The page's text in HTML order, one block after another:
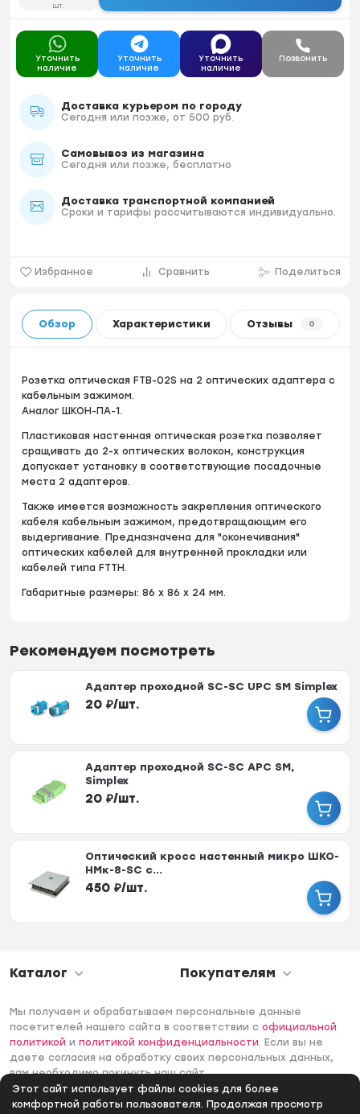
Этот сайт использует файлы cookies для более
комфортной работы пользователя. Продолжая просмотр
шт.
Уточнить
наличие
Уточнить
наличие
Уточнить
наличие
Позвонить
Доставка курьером по городу
Сегодня или позже, от 500 руб.
Самовывоз из магазина
Сегодня или позже, бесплатно
Доставка транспортной компанией
Сроки и тарифы рассчитываются индивидуально.
Избранное Сравнить Поделиться
Обзор Характеристики Отзывы 0
Розетка оптическая FTB-02S на 2 оптических адаптера c
кабельным зажимом.
Аналог ШКОН-ПА-1.
Пластиковая настенная оптическая розетка позволяет
сращивать до 2-х оптических волокон, конструкция
допускает установку в соответствующие посадочные
места 2 адаптеров.
Также имеется возможность закрепления оптического
кабеля кабельным зажимом, предотвращающим его
выдергивание. Предназначена для "оконечивания"
оптических кабелей для внутренней прокладки или
кабелей типа FTTH.
Габаритные размеры: 86 x 86 x 24 мм.
Рекомендуем посмотреть
Адаптер проходной SC-SC UPC SM Simplex
20 ₽/шт.
Адаптер проходной SC-SC APC SM,
Simplex
20 ₽/шт.
Оптический кросс настенный микро ШКО-
НМк-8-SC с...
450 ₽/шт.
Каталог Покупателям
Мы получаем и обрабатываем персональные данные
посетителей нашего сайта в соответствии софициальной
политикой иполитикой конфиденциальности. Если вы не
даете согласия на обработку своих персональных данных,
вам необходимо покинуть наш сайт.
© 2006 -2026 Интернет-магазин Лантек. Все права